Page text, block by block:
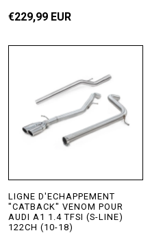
€229,99 EUR
LIGNE D'ECHAPPEMENT
"CATBACK" VENOM POUR
AUDI A1 1.4 TFSI (S-LINE)
122CH (10-18)